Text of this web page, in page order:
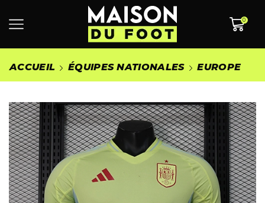
0
ACCUEIL ÉQUIPES NATIONALES EUROPE